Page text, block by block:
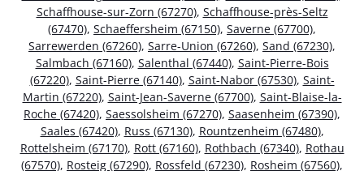
Schaffhouse-sur-Zorn (67270), Schaffhouse-près-Seltz
(67470), Schaeffersheim (67150), Saverne (67700),
Sarrewerden (67260), Sarre-Union (67260), Sand (67230),
Salmbach (67160), Salenthal (67440), Saint-Pierre-Bois
(67220), Saint-Pierre (67140), Saint-Nabor (67530), Saint-
Martin (67220), Saint-Jean-Saverne (67700), Saint-Blaise-la-
Roche (67420), Saessolsheim (67270), Saasenheim (67390),
Saales (67420), Russ (67130), Rountzenheim (67480),
Rottelsheim (67170), Rott (67160), Rothbach (67340), Rothau
(67570), Rosteig (67290), Rossfeld (67230), Rosheim (67560),